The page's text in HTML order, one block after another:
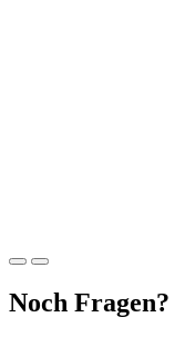
Noch Fragen?